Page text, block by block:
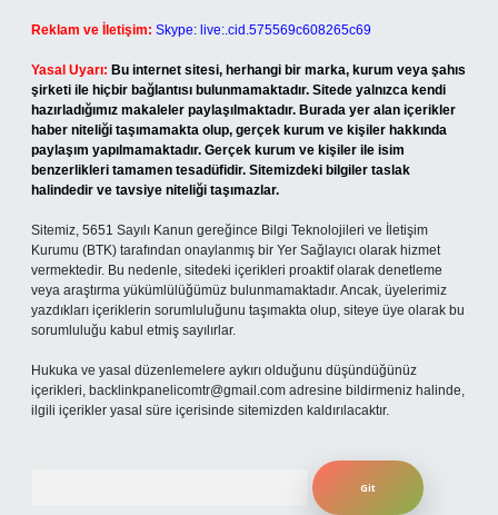
Reklam ve İletişim: Skype: live:.cid.575569c608265c69
Yasal Uyarı: Bu internet sitesi, herhangi bir marka, kurum veya şahıs
şirketi ile hiçbir bağlantısı bulunmamaktadır. Sitede yalnızca kendi
hazırladığımız makaleler paylaşılmaktadır. Burada yer alan içerikler
haber niteliği taşımamakta olup, gerçek kurum ve kişiler hakkında
paylaşım yapılmamaktadır. Gerçek kurum ve kişiler ile isim
benzerlikleri tamamen tesadüfidir. Sitemizdeki bilgiler taslak
halindedir ve tavsiye niteliği taşımazlar.
Sitemiz, 5651 Sayılı Kanun gereğince Bilgi Teknolojileri ve İletişim
Kurumu (BTK) tarafından onaylanmış bir Yer Sağlayıcı olarak hizmet
vermektedir. Bu nedenle, sitedeki içerikleri proaktif olarak denetleme
veya araştırma yükümlülüğümüz bulunmamaktadır. Ancak, üyelerimiz
yazdıkları içeriklerin sorumluluğunu taşımakta olup, siteye üye olarak bu
sorumluluğu kabul etmiş sayılırlar.
Hukuka ve yasal düzenlemelere aykırı olduğunu düşündüğünüz
içerikleri, backlinkpanelicomtr@gmail.com adresine bildirmeniz halinde,
ilgili içerikler yasal süre içerisinde sitemizden kaldırılacaktır.